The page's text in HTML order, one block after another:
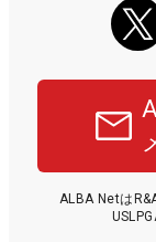
ALBA Netは